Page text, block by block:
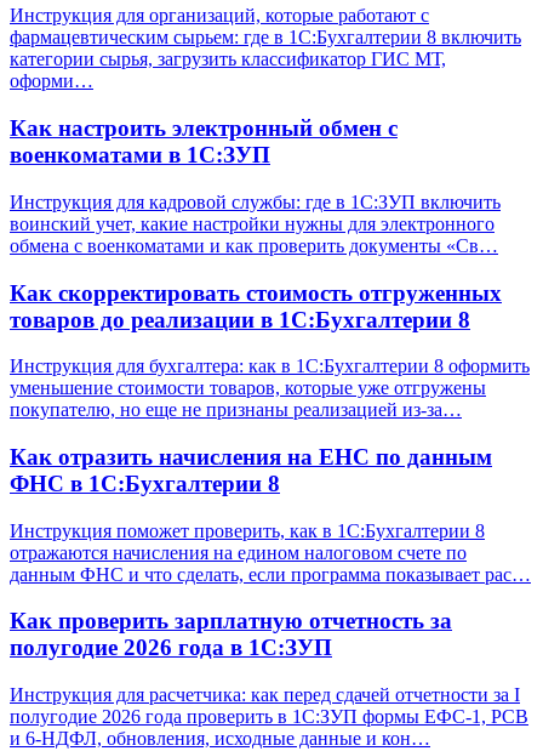
Инструкция для организаций, которые работают с
фармацевтическим сырьем: где в 1С:Бухгалтерии 8 включить
категории сырья, загрузить классификатор ГИС МТ,
оформи…
Как настроить электронный обмен с
военкоматами в 1С:ЗУП
Инструкция для кадровой службы: где в 1С:ЗУП включить
воинский учет, какие настройки нужны для электронного
обмена с военкоматами и как проверить документы «Св…
Как скорректировать стоимость отгруженных
товаров до реализации в 1С:Бухгалтерии 8
Инструкция для бухгалтера: как в 1С:Бухгалтерии 8 оформить
уменьшение стоимости товаров, которые уже отгружены
покупателю, но еще не признаны реализацией из-за…
Как отразить начисления на ЕНС по данным
ФНС в 1С:Бухгалтерии 8
Инструкция поможет проверить, как в 1С:Бухгалтерии 8
отражаются начисления на едином налоговом счете по
данным ФНС и что сделать, если программа показывает рас…
Как проверить зарплатную отчетность за
полугодие 2026 года в 1С:ЗУП
Инструкция для расчетчика: как перед сдачей отчетности за I
полугодие 2026 года проверить в 1С:ЗУП формы ЕФС-1, РСВ
и 6-НДФЛ, обновления, исходные данные и кон…